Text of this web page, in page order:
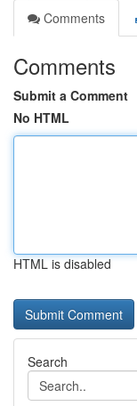
Comments
Comments
Submit a Comment
No HTML
HTML is disabled
Search